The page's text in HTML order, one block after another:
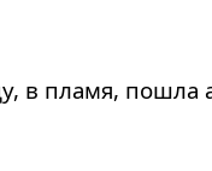
в пламя, пошла